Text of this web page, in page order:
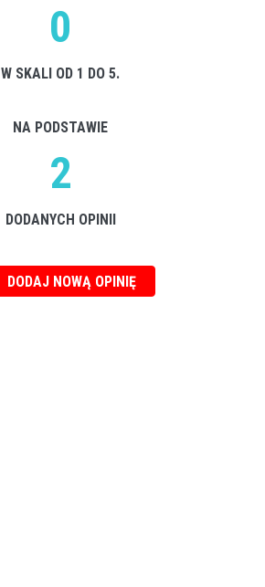
0
W SKALI OD 1 DO 5.
NA PODSTAWIE
2
DODANYCH OPINII
DODAJ NOWĄ OPINIĘ